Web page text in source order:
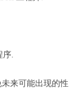
序.
来可能出现的性